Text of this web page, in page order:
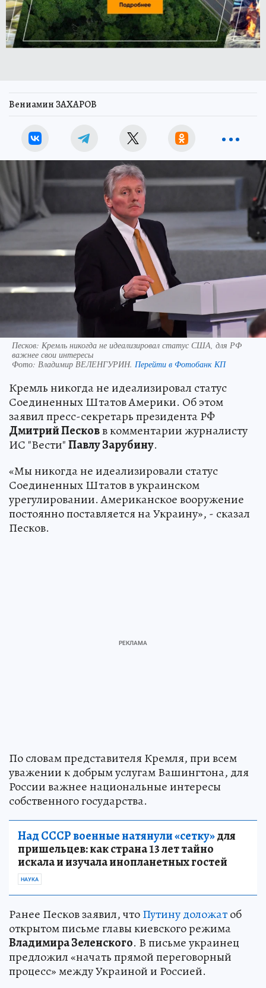
Вениамин ЗАХАРОВ
Песков: Кремль никогда не идеализировал статус США, для РФ
важнее свои интересы
Фото: Владимир ВЕЛЕНГУРИН. Перейти в Фотобанк КП
Кремль никогда не идеализировал статус
Соединенных Штатов Америки. Об этом
заявил пресс-секретарь президента РФ
Дмитрий Песковв комментарии журналисту
ИС "Вести"Павлу Зарубину.
«Мы никогда не идеализировали статус
Соединенных Штатов в украинском
урегулировании. Американское вооружение
постоянно поставляется на Украину», - сказал
Песков.
По словам представителя Кремля, при всем
уважении к добрым услугам Вашингтона, для
России важнее национальные интересы
собственного государства.
Над СССР военные натянули «сетку»для
пришельцев: как страна 13 лет тайно
искала и изучала инопланетных гостей
НАУКА
Ранее Песков заявил, чтоПутину доложатоб
открытом письме главы киевского режима
Владимира Зеленского. В письме украинец
предложил «начать прямой переговорный
процесс» между Украиной и Россией.